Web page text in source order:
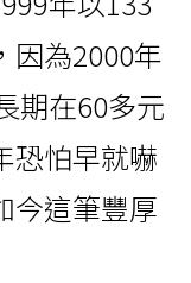
因為2000年
期在60多元
恐怕早就嚇
今這筆豐厚